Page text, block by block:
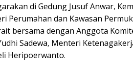
di Gedung Jusuf Anwar,
Perumahan dan Kawasan
bersama dengan Anggota
Sadewa, Menteri
Heripoerwanto.